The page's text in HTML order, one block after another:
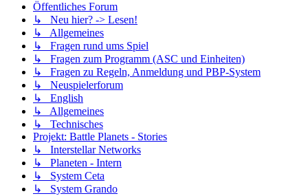
Öffentliches Forum
↳ Neu hier? -> Lesen!
↳ Allgemeines
↳ Fragen rund ums Spiel
↳ Fragen zum Programm (ASC und Einheiten)
↳ Fragen zu Regeln, Anmeldung und PBP-System
↳ Neuspielerforum
↳ English
↳ Allgemeines
↳ Technisches
Projekt: Battle Planets - Stories
↳ Interstellar Networks
↳ Planeten - Intern
↳ System Ceta
↳ System Grando